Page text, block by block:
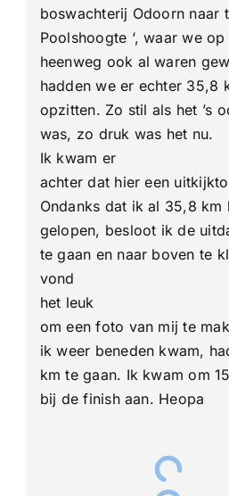
boswachterij Odoorn naar
Poolshoogte ‘, waar we op
heenweg ook al waren
hadden we er echter 35,8
opzitten. Zo stil als het ’s
was, zo druk was het nu.
Ik kwam er
achter dat hier een
Ondanks dat ik al 35,8 km
gelopen, besloot ik de
te gaan en naar boven te
vond
het leuk
om een ​​foto van mij te
ik weer beneden kwam,
km te gaan. Ik kwam om
bij de finish aan. Heopa